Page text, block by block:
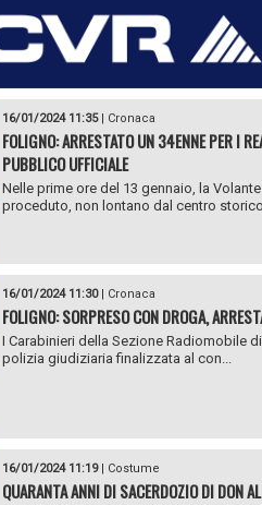
16/01/2024 11:35| Cronaca
FOLIGNO: ARRESTATO UN 34ENNE PER I
PUBBLICO UFFICIALE
Nelle prime ore del 13 gennaio, la
proceduto, non lontano dal centro
16/01/2024 11:30| Cronaca
FOLIGNO: SORPRESO CON DROGA,
I Carabinieri della Sezione Radiomobile
polizia giudiziaria finalizzata al con...
16/01/2024 11:19| Costume
QUARANTA ANNI DI SACERDOZIO DI DON